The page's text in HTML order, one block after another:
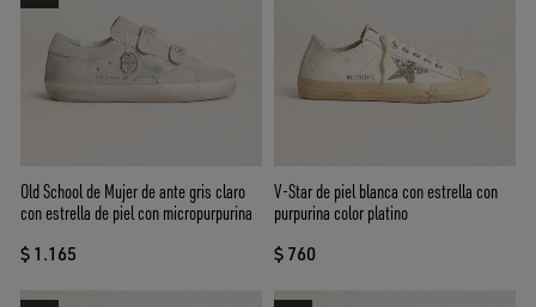
Old School de Mujer de ante gris claro
con estrella de piel con micropurpurina
$ 1.165
V-Star de piel blanca con estrella con
purpurina color platino
$ 760